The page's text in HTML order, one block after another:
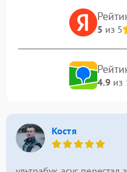
5 из 5
4.9из
Костя